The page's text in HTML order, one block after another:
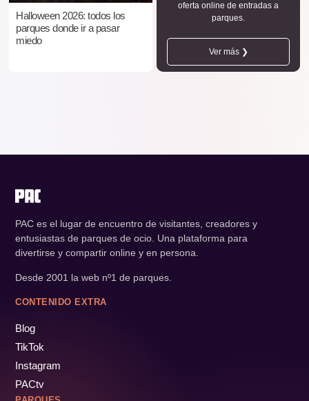
Halloween 2026: todos los
parques donde ir a pasar
miedo
oferta online de entradas a
parques.
Ver más ❯
PAC es el lugar de encuentro de visitantes, creadores y
entusiastas de parques de ocio. Una plataforma para
divertirse y compartir online y en persona.
Desde 2001 la web nº1 de parques.
CONTENIDO EXTRA
Blog
TikTok
Instagram
PACtv